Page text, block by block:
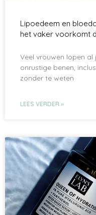
Lipoedeem en
het vaker voorkomt
Veel vrouwen lopen
onrustige benen,
zonder te weten
LEES VERDER »